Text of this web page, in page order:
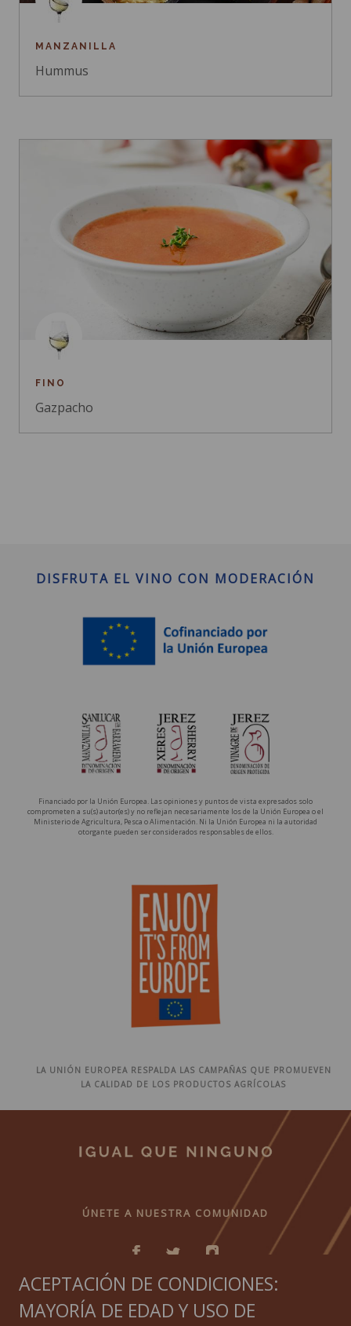
MANZANILLA
Hummus
FINO
Gazpacho
DISFRUTA EL VINO CON MODERACIÓN
Financiado por la Unión Europea. Las opiniones y puntos de vista expresados solo
comprometen a su(s) autor(es) y no reflejan necesariamente los de la Unión Europea o el
Ministerio de Agricultura, Pesca o Alimentación. Ni la Unión Europea ni la autoridad
otorgante pueden ser considerados responsables de ellos.
LA UNIÓN EUROPEA RESPALDA LAS CAMPAÑAS QUE PROMUEVEN
LA CALIDAD DE LOS PRODUCTOS AGRÍCOLAS
ÚNETE A NUESTRA COMUNIDAD
IGUAL QUE NINGUNO
ACEPTACIÓN DE CONDICIONES:
MAYORÍA DE EDAD Y USO DE